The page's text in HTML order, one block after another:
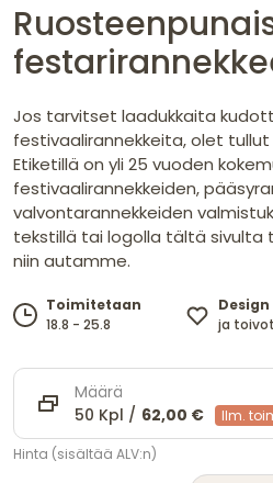
Jos tarvitset laadukkaita
festivaalirannekkeita, olet tullut
Etiketillä on yli 25 vuoden
festivaalirannekkeiden,
valvontarannekkeiden
tekstillä tai logolla tältä
niin autamme.
Toimitetaan
18.8 - 25.8
ja
Määrä
50 Kpl / 62,00 € Ilm.
Hinta (sisältää ALV:n)